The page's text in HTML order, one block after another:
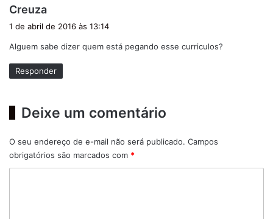
Creuza
s
e
:
1 de abril de 2016 às 13:14
Alguem sabe dizer quem está pegando esse curriculos?
Responder
Deixe um comentário
O seu endereço de e-mail não será publicado. Campos
obrigatórios são marcados com *